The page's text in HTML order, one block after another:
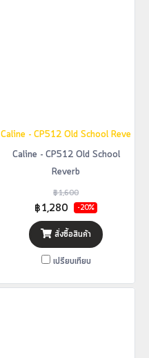
Caline - CP512 Old School Reverb
Caline - CP512 Old School
Reverb
฿1,600
฿1,280 -20%
สั่งซื้อสินค้า
เปรียบเทียบ